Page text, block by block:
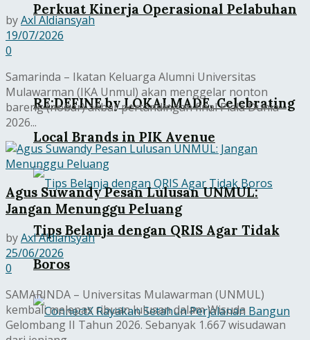
Perkuat Kinerja Operasional Pelabuhan
RE:DEFINE by LOKALMADE, Celebrating
Local Brands in PIK Avenue
Tips Belanja dengan QRIS Agar Tidak
Boros
byAxl Aldiansyah
19/07/2026
0
Samarinda – Ikatan Keluarga Alumni Universitas
Mulawarman (IKA Unmul) akan menggelar nonton
bareng (nobar) akbar pertandingan final Piala Dunia
2026...
Agus Suwandy Pesan Lulusan UNMUL:
Jangan Menunggu Peluang
byAxl Aldiansyah
25/06/2026
0
SAMARINDA – Universitas Mulawarman (UNMUL)
kembali melepas ribuan lulusan dalam Wisuda
Gelombang II Tahun 2026. Sebanyak 1.667 wisudawan